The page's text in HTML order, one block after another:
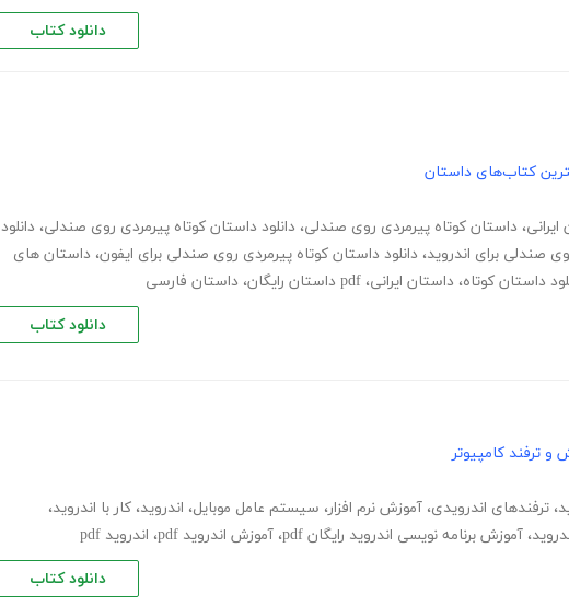
دانلود کتاب
کتاب‌های داستان
، داستان کوتاه پیرمردی روی صندلی، دانلود داستان کوتاه پیرمردی روی صندلی، دانلود
صندلی برای اندروید، دانلود داستان کوتاه پیرمردی روی صندلی برای ایفون، داستان های
داستان کوتاه، داستان ایرانی، pdf داستان رایگان ، داستان فارسی
دانلود کتاب
ترفند کامپیوتر
، ترفندهای اندرویدی، آموزش نرم افزار، سیستم عامل موبایل، اندروید، کار با اندروید،
، آموزش برنامه نویسی اندروید رایگان pdf ، آموزش اندروید pdf ، اندروید pdf
دانلود کتاب